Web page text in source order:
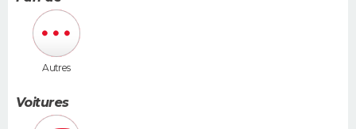
Autres
Voitures